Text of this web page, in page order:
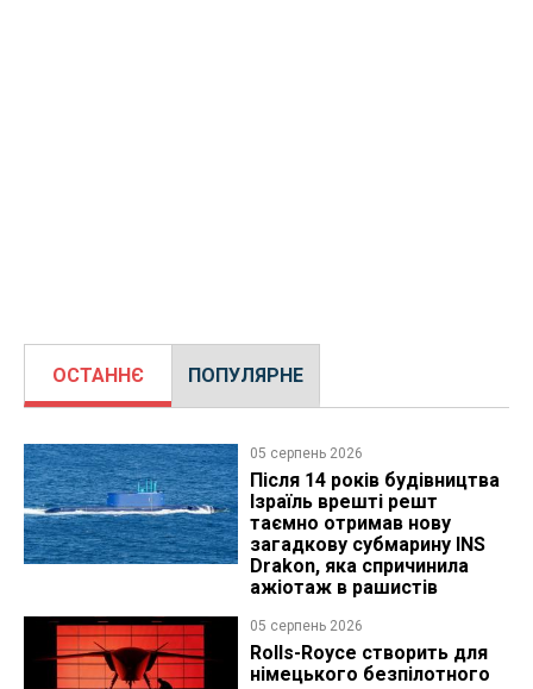
ОСТАННЄ ПОПУЛЯРНЕ
05 серпень 2026
Після 14 років будівництва
Ізраїль врешті решт
таємно отримав нову
загадкову субмарину INS
Drakon, яка спричинила
ажіотаж в рашистів
05 серпень 2026
Rolls-Royce створить для
німецького безпілотного